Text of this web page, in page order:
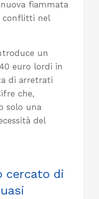
fiammata
conflitti nel
un
euro lordi in
di arretrati
che,
solo una
del
cercato di